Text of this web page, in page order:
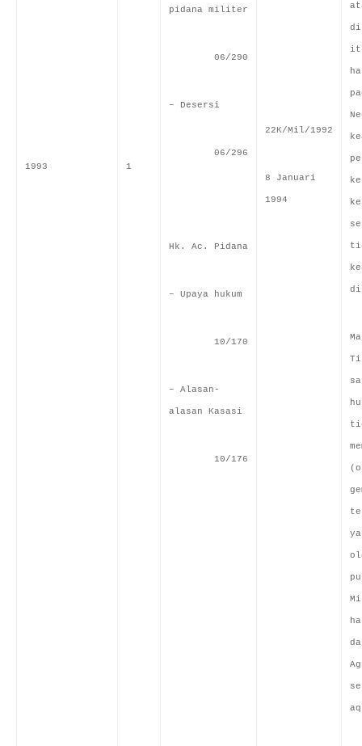
1993 1
pidana militer
06/290
– Desersi
06/296
Hk. Ac. Pidana
– Upaya hukum
10/170
– Alasan-
alasan Kasasi
10/176
22K/Mil/1992
8 Januari
1994